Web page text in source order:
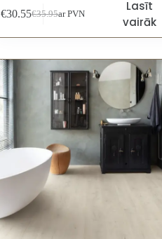
€35.95
€30.55 ar PVN
Lasīt
vairāk